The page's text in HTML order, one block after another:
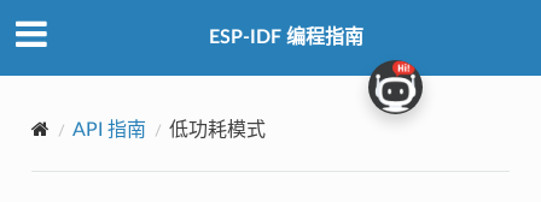
ESP-IDF 编程指南
API 指南 低功耗模式